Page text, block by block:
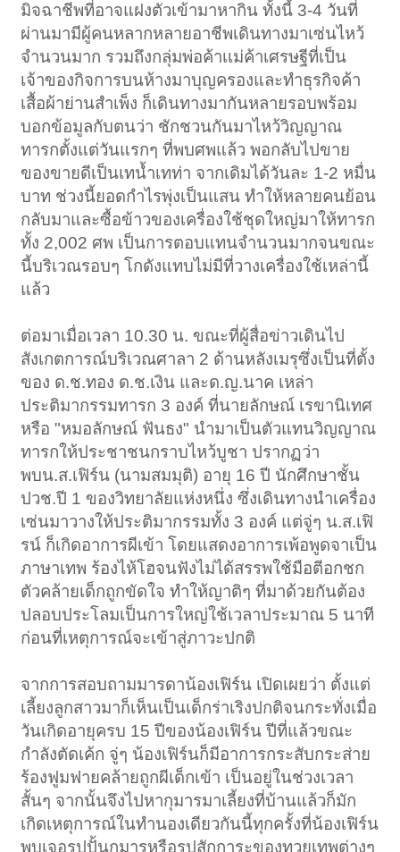
มิจฉาชีพที่อาจแฝงตัวเข้ามาหากิน ทั้งนี้ 3-4 วันที่
ผ่านมามีผู้คนหลากหลายอาชีพเดินทางมาเซ่นไหว้
จำนวนมาก รวมถึงกลุ่มพ่อค้าเเม่ค้าเศรษฐีที่เป็น
เจ้าของกิจการบนห้างมาบุญครองและทำธุรกิจค้า
เสื้อผ้าย่านสำเพ็ง ก็เดินทางมากันหลายรอบพร้อม
บอกข้อมูลกับตนว่า ชักชวนกันมาไหว้วิญญาณ
ทารกตั้งแต่วันแรกๆ ที่พบศพแล้ว พอกลับไปขาย
ของขายดีเป็นเทน้ำเทท่า จากเดิมได้วันละ 1-2 หมื่น
บาท ช่วงนี้ยอดกำไรพุ่งเป็นแสน ทำให้หลายคนย้อน
กลับมาและซื้อข้าวของเครื่องใช้ชุดใหญ่มาให้ทารก
ทั้ง 2,002 ศพ เป็นการตอบแทนจำนวนมากจนขณะ
นี้บริเวณรอบๆ โกดังแทบไม่มีที่วางเครื่องใช้เหล่านี้
แล้ว
ต่อมาเมื่อเวลา 10.30 น. ขณะที่ผู้สื่อข่าวเดินไป
สังเกตการณ์บริเวณศาลา 2 ด้านหลังเมรุซึ่งเป็นที่ตั้ง
ของ ด.ช.ทอง ด.ช.เงิน และด.ญ.นาค เหล่า
ประติมากรรมทารก 3 องค์ ที่นายลักษณ์ เรขานิเทศ
หรือ "หมอลักษณ์ ฟันธง" นำมาเป็นตัวแทนวิญญาณ
ทารกให้ประชาชนกราบไหว้บูชา ปรากฏว่า
พบน.ส.เฟิร์น (นามสมมุติ) อายุ 16 ปี นักศึกษาชั้น
ปวช.ปี 1 ของวิทยาลัยแห่งหนึ่ง ซึ่งเดินทางนำเครื่อง
เซ่นมาวางให้ประติมากรรมทั้ง 3 องค์ แต่จู่ๆ น.ส.เฟิ
รน์ ก็เกิดอาการผีเข้า โดยแสดงอาการเพ้อพูดจาเป็น
ภาษาเทพ ร้องไห้โฮจนฟังไม่ได้สรรพใช้มือตีอกชก
ตัวคล้ายเด็กถูกขัดใจ ทำให้ญาติๆ ที่มาด้วยกันต้อง
ปลอบประโลมเป็นการใหญ่ใช้เวลาประมาณ 5 นาที
ก่อนที่เหตุการณ์จะเข้าสู่ภาวะปกติ
จากการสอบถามมารดาน้องเฟิร์น เปิดเผยว่า ตั้งแต่
เลี้ยงลูกสาวมาก็เห็นเป็นเด็กร่าเริงปกติจนกระทั่งเมื่อ
วันเกิดอายุครบ 15 ปีของน้องเฟิร์น ปีที่แล้วขณะ
กำลังตัดเค้ก จู่ๆ น้องเฟิร์นก็มีอาการกระสับกระส่าย
ร้องฟูมฟายคล้ายถูกผีเด็กเข้า เป็นอยู่ในช่วงเวลา
สั้นๆ จากนั้นจึงไปหากุมารมาเลี้ยงที่บ้านแล้วก็มัก
เกิดเหตุการณ์ในทำนองเดียวกันนี้ทุกครั้งที่น้องเฟิร์น
พบเจอรูปปั้นกุมารหรือรูปสักการะของทวยเทพต่างๆ